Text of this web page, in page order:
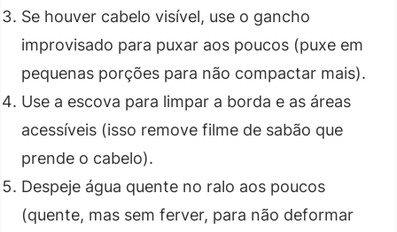
Se houver cabelo visível, use o gancho
improvisado para puxar aos poucos (puxe em
pequenas porções para não compactar mais).
Use a escova para limpar a borda e as áreas
acessíveis (isso remove filme de sabão que
prende o cabelo).
Despeje água quente no ralo aos poucos
(quente, mas sem ferver, para não deformar